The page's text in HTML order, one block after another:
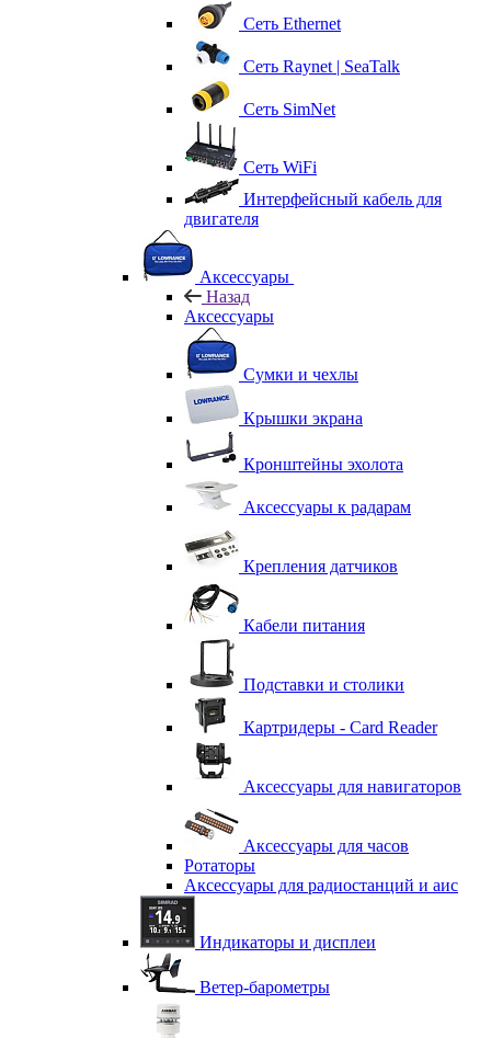
Сеть Ethernet
Сеть Raynet | SeaTalk
Сеть SimNet
Сеть WiFi
Интерфейсный кабель для
двигателя
Аксессуары
Назад
Аксессуары
Сумки и чехлы
Крышки экрана
Кронштейны эхолота
Аксессуары к радарам
Крепления датчиков
Кабели питания
Подставки и столики
Картридеры - Card Reader
Аксессуары для навигаторов
Аксессуары для часов
Ротаторы
Аксессуары для радиостанций и аис
Индикаторы и дисплеи
Ветер-барометры